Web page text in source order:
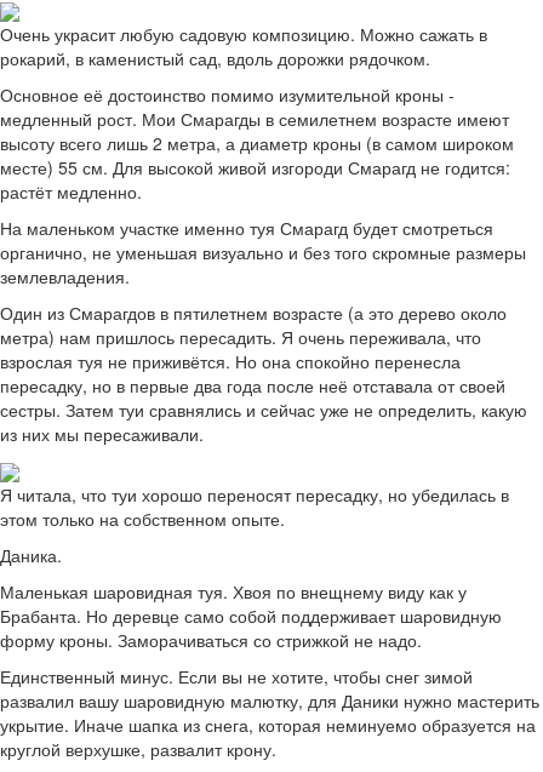
Очень украсит любую садовую композицию. Можно сажать в
рокарий, в каменистый сад, вдоль дорожки рядочком.
Основное её достоинство помимо изумительной кроны -
медленный рост. Мои Смарагды в семилетнем возрасте имеют
высоту всего лишь 2 метра, а диаметр кроны (в самом широком
месте) 55 см. Для высокой живой изгороди Смарагд не годится:
растёт медленно.
На маленьком участке именно туя Смарагд будет смотреться
органично, не уменьшая визуально и без того скромные размеры
землевладения.
Один из Смарагдов в пятилетнем возрасте (а это дерево около
метра) нам пришлось пересадить. Я очень переживала, что
взрослая туя не приживётся. Но она спокойно перенесла
пересадку, но в первые два года после неё отставала от своей
сестры. Затем туи сравнялись и сейчас уже не определить, какую
из них мы пересаживали.
Я читала, что туи хорошо переносят пересадку, но убедилась в
этом только на собственном опыте.
Даника.
Маленькая шаровидная туя. Хвоя по внещнему виду как у
Брабанта. Но деревце само собой поддерживает шаровидную
форму кроны. Заморачиваться со стрижкой не надо.
Единственный минус. Если вы не хотите, чтобы снег зимой
развалил вашу шаровидную малютку, для Даники нужно мастерить
укрытие. Иначе шапка из снега, которая неминуемо образуется на
круглой верхушке, развалит крону.